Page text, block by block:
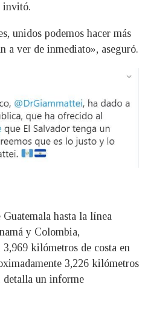
invitó.
unidos podemos hacer más
a ver de inmediato», aseguró.
hasta la línea
y Colombia,
kilómetros de costa en
3,226 kilómetros
detalla un informe